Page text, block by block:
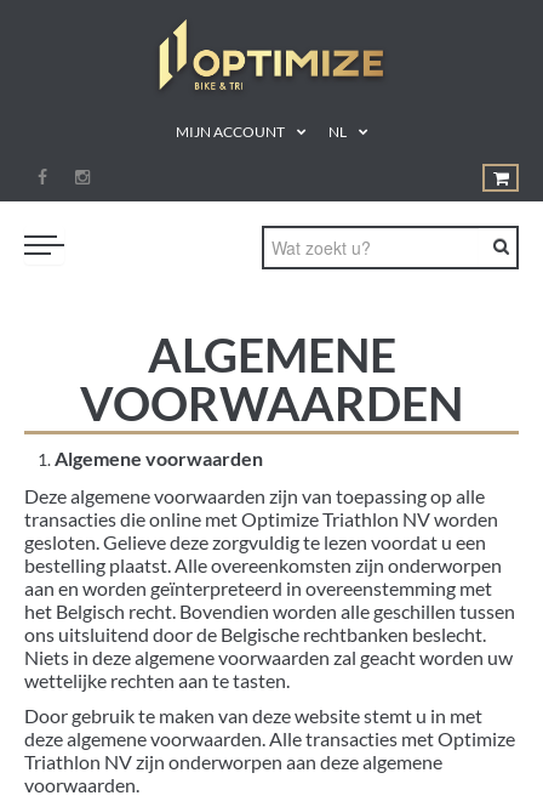
MIJN ACCOUNT NL
TRIATLON
SHOP
SPORTVOEDING
BIKEFITTING
COACHING
MECHANIEK
CADEAUBON
ALGEMENE
VOORWAARDEN
Algemene voorwaarden
Deze algemene voorwaarden zijn van toepassing op alle
transacties die online met Optimize Triathlon NV worden
gesloten. Gelieve deze zorgvuldig te lezen voordat u een
bestelling plaatst. Alle overeenkomsten zijn onderworpen
aan en worden geïnterpreteerd in overeenstemming met
het Belgisch recht. Bovendien worden alle geschillen tussen
ons uitsluitend door de Belgische rechtbanken beslecht.
Niets in deze algemene voorwaarden zal geacht worden uw
wettelijke rechten aan te tasten.
Door gebruik te maken van deze website stemt u in met
deze algemene voorwaarden. Alle transacties met Optimize
Triathlon NV zijn onderworpen aan deze algemene
voorwaarden.